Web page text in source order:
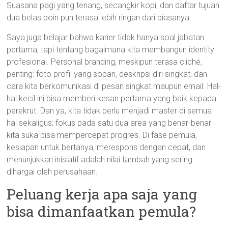
Suasana pagi yang tenang, secangkir kopi, dan daftar tujuan
dua belas poin pun terasa lebih ringan dari biasanya.
Saya juga belajar bahwa karier tidak hanya soal jabatan
pertama, tapi tentang bagaimana kita membangun identity
profesional. Personal branding, meskipun terasa cliché,
penting: foto profil yang sopan, deskripsi diri singkat, dan
cara kita berkomunikasi di pesan singkat maupun email. Hal-
hal kecil ini bisa memberi kesan pertama yang baik kepada
perekrut. Dan ya, kita tidak perlu menjadi master di semua
hal sekaligus; fokus pada satu dua area yang benar-benar
kita suka bisa mempercepat progres. Di fase pemula,
kesiapan untuk bertanya, merespons dengan cepat, dan
menunjukkan inisiatif adalah nilai tambah yang sering
dihargai oleh perusahaan.
Peluang kerja apa saja yang
bisa dimanfaatkan pemula?